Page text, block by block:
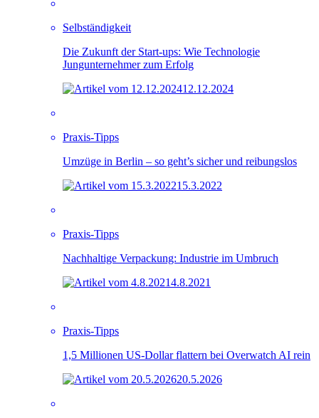
Selbständigkeit
Die Zukunft der Start-ups: Wie Technologie
Jungunternehmer zum Erfolg
12.12.2024
Praxis-Tipps
Umzüge in Berlin – so geht’s sicher und reibungslos
15.3.2022
Praxis-Tipps
Nachhaltige Verpackung: Industrie im Umbruch
4.8.2021
Praxis-Tipps
1,5 Millionen US-Dollar flattern bei Overwatch AI rein
20.5.2026